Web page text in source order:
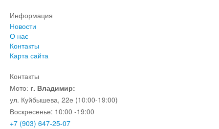
Информация
Новости
О нас
Контакты
Карта сайта
Контакты
Мото: г. Владимир:
ул. Куйбышева, 22е (10:00-19:00)
Воскресенье: 10:00 -19:00
+7 (903) 647-25-07